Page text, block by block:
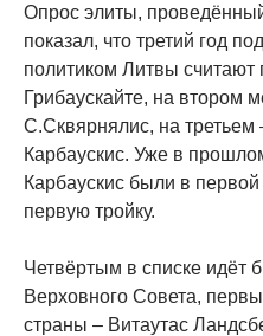
Опрос элиты,
показал, что третий год
политиком Литвы считают
Грибаускайте, на втором
С.Сквярнялис, на
Карбаускис. Уже в
Карбаускис были в
первую тройку.
Четвёртым в списке идёт
Верховного Совета,
страны – Витаутас